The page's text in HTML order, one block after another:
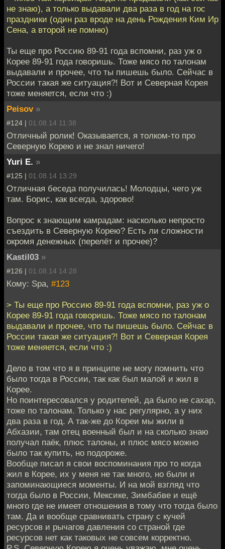
не знаю), а только выдавали два раза в год на гос
праздники (один раз вроде на день Рождения Ким Ир
Сена, а второй не помню)
Ты еще про Россию 89-91 года вспомни, раз уж о
Корее 89-91 года говоришь. Тоже мясо по талонам
выдавали и прочее, что ты пишешь было. Сейчас в
России такая же ситуация?! Вот и Северная Корея
тоже меняется, если что :)
Peisov »
#124 | 01.08.14 11:38
Отличный ролик! Оказывается, я толком-то про
Северную Корею и не знал ничего!
Yuri E. »
#125 | 01.08.14 13:29
Отличная беседа получилась! Молодцы, чего уж
там. Борис, как всегда, здорово!
Вопрос к знающим камрадам: насколько непросто
съездить в Северную Корею? Есть ли сложности
окромя денежных (перелёт и прочее)?
Kastil03 »
#126 | 01.08.14 14:28
Кому: Spa, #123
> Ты еще про Россию 89-91 года вспомни, раз уж о
Корее 89-91 года говоришь. Тоже мясо по талонам
выдавали и прочее, что ты пишешь было. Сейчас в
России такая же ситуация?! Вот и Северная Корея
тоже меняется, если что :)
Дело в том что я в принципе не могу помнить что
было тогда в России, так как был малой и жил в
Корее.
Но поинтересовался у родителей, да было не сахар,
тоже по талонам. Только у нас регулярно, а у них
два раза в год. А так-же до Кореи мы жили в
Абхазии, там отец военный был и на сколько знаю
получал паёк, плюс талоны, и плюс мясо можно
было так купить, но подороже.
Вообще писал я свои воспоминания про то когда
жил в Корее, их у меня не так много, но были и
запоминающиеся моменты. И на мой взгляд что
тогда было в России, Мексике, Зимбабве и ещё
много где не имеет отношения в тому что тогда было
там. Да и вообще сравнивать страну с кучей
ресурсов и рычагов давления со страной где
ресурсов нет как таковых не совсем корректно.